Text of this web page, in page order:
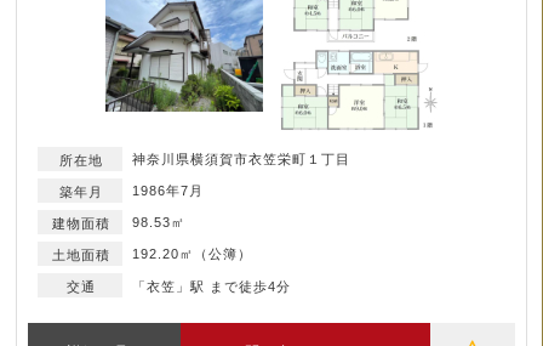
神奈川県横須賀市衣笠栄町１丁目
1986年7月
98.53㎡
192.20㎡（公簿）
「衣笠」駅 まで徒歩4分